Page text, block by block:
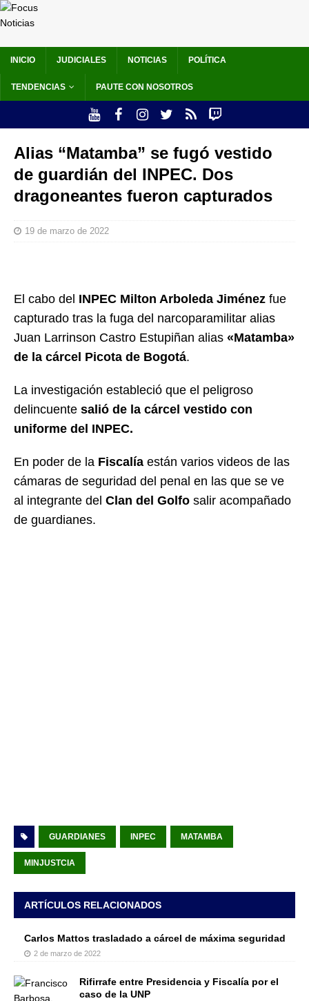
INICIO JUDICIALES NOTICIAS POLÍTICA
TENDENCIAS PAUTE CON NOSOTROS
Alias “Matamba” se fugó vestido
de guardián del INPEC. Dos
dragoneantes fueron capturados
19 de marzo de 2022
El cabo del INPEC Milton Arboleda Jiménez fue
capturado tras la fuga del narcoparamilitar alias
Juan Larrinson Castro Estupiñan alias «Matamba»
de la cárcel Picota de Bogotá.
La investigación estableció que el peligroso
delincuente salió de la cárcel vestido con
uniforme del INPEC.
En poder de la Fiscalía están varios videos de las
cámaras de seguridad del penal en las que se ve
al integrante del Clan del Golfo salir acompañado
de guardianes.
GUARDIANES INPEC MATAMBA
MINJUSTCIA
ARTÍCULOS RELACIONADOS
Carlos Mattos trasladado a cárcel de máxima seguridad
2 de marzo de 2022
Rifirrafe entre Presidencia y Fiscalía por el
caso de la UNP